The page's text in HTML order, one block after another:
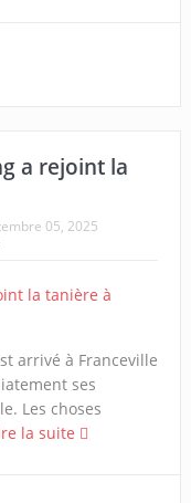
a rejoint la
05, 2025
arrivé à Franceville
ses
Les choses
la suite